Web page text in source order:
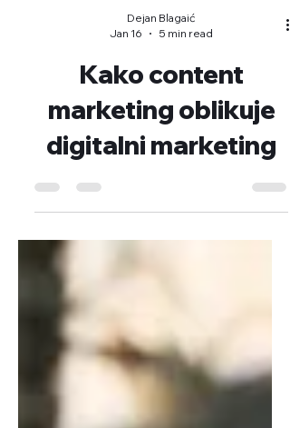
Dejan Blagaić
Jan 16
5 min read
Kako content
marketing oblikuje
digitalni marketing